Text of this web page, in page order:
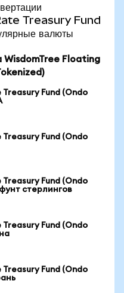
Treasury Fund
валюты
Floating
Fund (Ondo
Fund (Ondo
Fund (Ondo
стерлингов
Fund (Ondo
Fund (Ondo